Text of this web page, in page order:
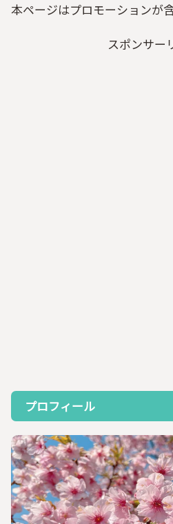
本ページはプロモーションが
スポンサー
プロフィール